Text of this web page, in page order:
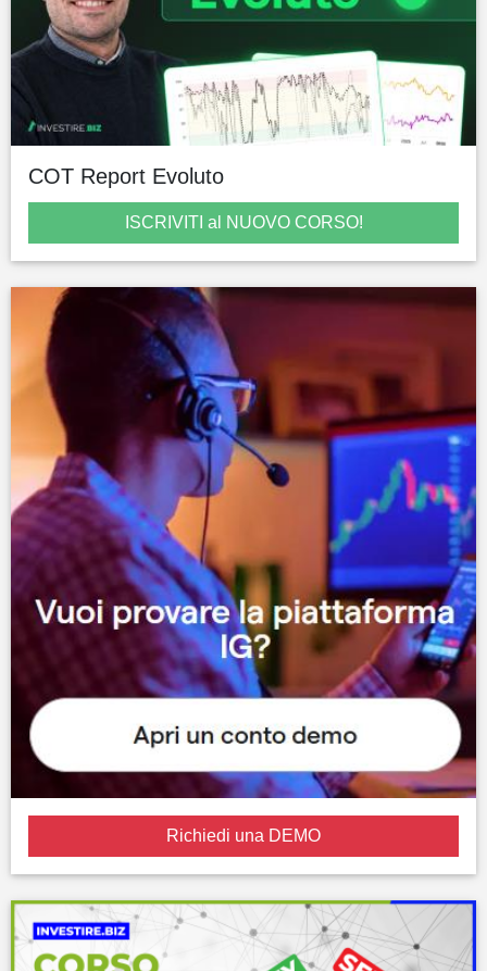
COT Report Evoluto
ISCRIVITI al NUOVO CORSO!
Richiedi una DEMO